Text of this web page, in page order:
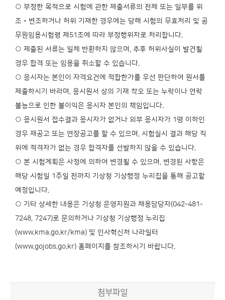
○ 부정한 목적으로 시험에 관한 제출서류의 전체 또는 일부를 위
조‧변조하거나 허위 기재한 경우에는 당해 시험의 무효처리 및 공
무원임용시험령 제51조에 따라 부정행위자로 처리합니다.
○ 제출된 서류는 일체 반환하지 않으며, 추후 허위사실이 발견될
경우 합격 또는 임용을 취소할 수 있습니다.
○ 응시자는 본인이 자격요건에 적합한가를 우선 판단하여 원서를
제출하시기 바라며, 응시원서 상의 기재 착오 또는 누락이나 연락
불능으로 인한 불이익은 응시자 본인의 책임입니다.
○ 응시원서 접수결과 응시자가 없거나 외부 응시자가 1명 이하인
경우 재공고 또는 연장공고를 할 수 있으며, 시험실시 결과 해당 직
위에 적격자가 없는 경우 합격자를 선발하지 않을 수 있습니다.
○ 본 시험계획은 사정에 의하여 변경될 수 있으며, 변경된 사항은
해당 시험일 1주일 전까지 기상청 기상행정 누리집을 통해 공고할
예정입니다.
○ 기타 상세한 내용은 기상청 운영지원과 채용담당자(042-481-
7248, 7247)로 문의하거나 기상청 기상행정 누리집
(www.kma.go.kr/kma) 및 인사혁신처 나라일터
(www.gojobs.go.kr) 홈페이지를 참조하시기 바랍니다.
첨부파일